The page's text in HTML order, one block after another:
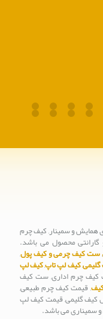
همایش و سمینار, کیف چرم
محصول می باشد.
,ست کیف چرمی و کیف پول,
,کیف لپ تاپ,کیف لپ
کیف چرم اداری, ست کیف
, قیمت کیف چرم طبیعی,
گلیمی, قیمت کیف لپ
سمیناری می باشد.